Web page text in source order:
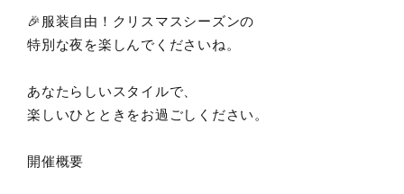
🎉服装自由！クリスマスシーズンの
特別な夜を楽しんでくださいね。
あなたらしいスタイルで、
楽しいひとときをお過ごしください。
開催概要